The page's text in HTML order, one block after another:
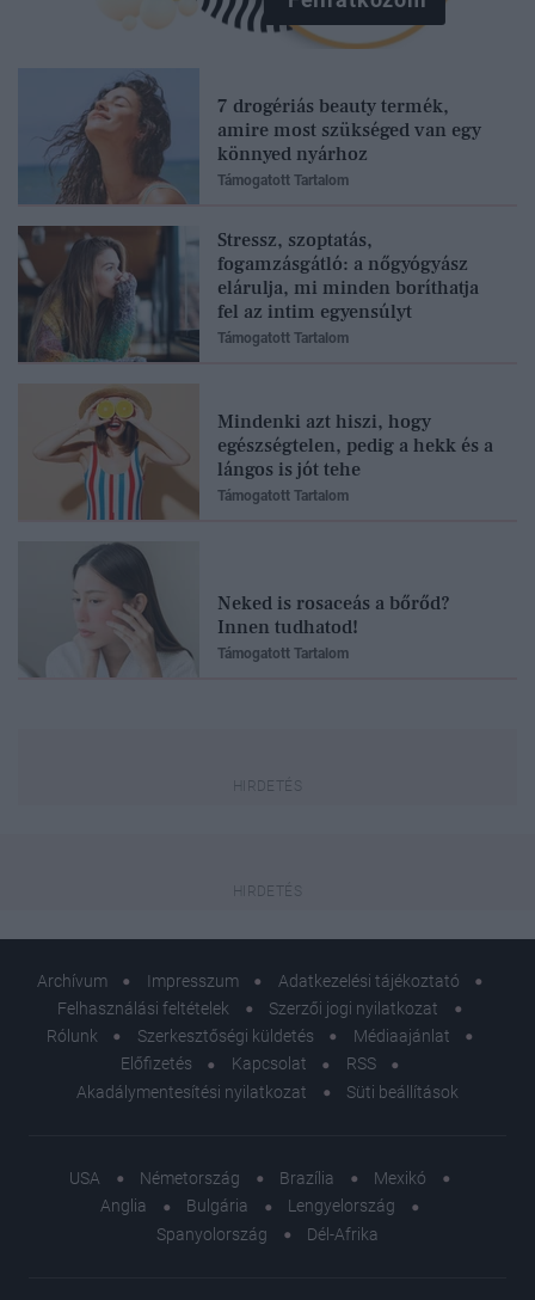
7 drogériás beauty termék,
amire most szükséged van egy
könnyed nyárhoz
Támogatott Tartalom
Stressz, szoptatás,
fogamzásgátló: a nőgyógyász
elárulja, mi minden boríthatja
fel az intim egyensúlyt
Támogatott Tartalom
Mindenki azt hiszi, hogy
egészségtelen, pedig a hekk és a
lángos is jót tehe
Támogatott Tartalom
Neked is rosaceás a bőrőd?
Innen tudhatod!
Támogatott Tartalom
Archívum Impresszum
Adatkezelési tájékoztató
Felhasználási feltételek
Szerzői jogi nyilatkozat
Rólunk
Szerkesztőségi küldetés
Médiaajánlat
Előfizetés
Kapcsolat
RSS
Akadálymentesítési nyilatkozat
Süti beállítások
USA Németország Brazília
Mexikó
Anglia
Bulgária
Lengyelország
Spanyolország
Dél-Afrika